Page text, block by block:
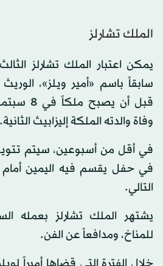
الملك تشارلز
سابقاً باسم «أمير ويلز»،
وفاة والدته الملكة إليزابيث الثانية.
في أقل من أسبوعين، سيتم
في حفل يقسم فيه اليمين أمام
التالي.
يشتهر الملك تشارلز بعمله
للمناخ، ومدافعاً عن الفن.